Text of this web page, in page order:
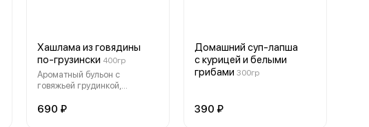
Хашлама из говядины
по-грузински 400гр
Ароматный бульон с
говяжьей грудинкой,
картофелем, зеленью
690 ₽
Домашний суп-лапша
с курицей и белыми
грибами 300гр
390 ₽